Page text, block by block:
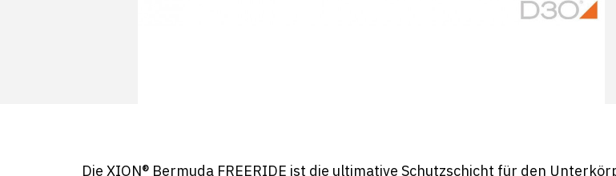
Die XION® Bermuda FREERIDE ist die ultimative Schutzschicht für den